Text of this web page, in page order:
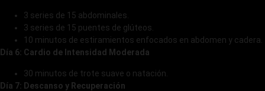
3 series de 15 abdominales.
3 series de 15 puentes de glúteos.
10 minutos de estiramientos enfocados en abdomen y cadera.
Día 6: Cardio de Intensidad Moderada
30 minutos de trote suave o natación.
Día 7: Descanso y Recuperación